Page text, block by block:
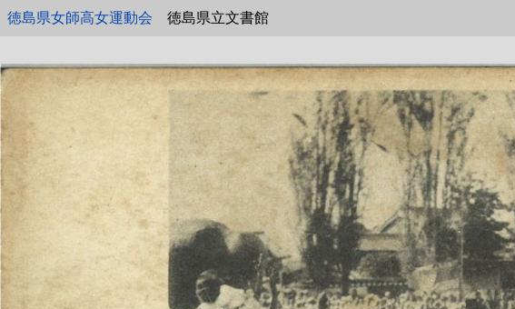
徳島県女師高女運動会 徳島県立文書館